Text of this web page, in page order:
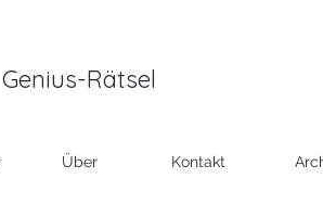
Genius-Rätsel
Über Kontakt